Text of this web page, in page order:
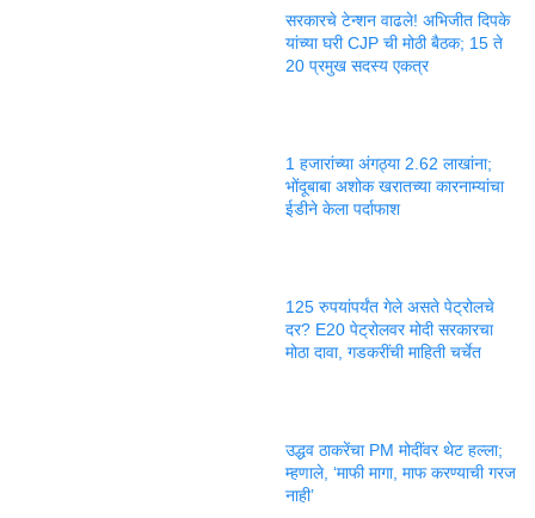
सरकारचे टेन्शन वाढले! अभिजीत दिपके
यांच्या घरी CJP ची मोठी बैठक; 15 ते
20 प्रमुख सदस्य एकत्र
1 हजारांच्या अंगठ्या 2.62 लाखांना;
भोंदूबाबा अशोक खरातच्या कारनाम्यांचा
ईडीने केला पर्दाफाश
125 रुपयांपर्यंत गेले असते पेट्रोलचे
दर? E20 पेट्रोलवर मोदी सरकारचा
मोठा दावा, गडकरींची माहिती चर्चेत
उद्धव ठाकरेंचा PM मोदींवर थेट हल्ला;
म्हणाले, ‘माफी मागा, माफ करण्याची गरज
नाही’